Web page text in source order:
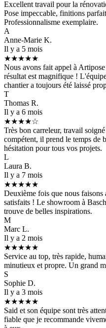
Excellent travail pour la
Pose impeccable, finitions
Professionnalisme exemplaire.
A
Anne-Marie K.
Il y a 5 mois
★★★★★
Nous avons fait appel à
résultat est magnifique !
chantier a toujours été laissé
T
Thomas R.
Il y a 6 mois
★★★★☆
Très bon carreleur, travail
compétent, il prend le temps de
hésitation pour tous vos projets.
L
Laura B.
Il y a 7 mois
★★★★★
Deuxième fois que nous
satisfaits ! Le showroom à
trouve de belles inspirations.
M
Marc L.
Il y a 2 mois
★★★★★
Service au top, très rapide,
minutieux et propre. Un grand
S
Sophie D.
Il y a 3 mois
★★★★★
Said et son équipe sont très
fiable que je recommande